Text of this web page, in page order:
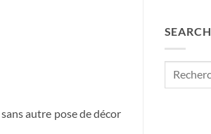
autre pose de décor
SEARCH